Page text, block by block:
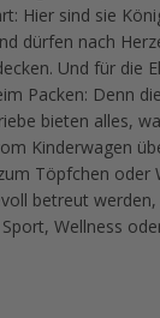
Hier sind sie
dürfen nach
Und für die
Packen: Denn die
bieten alles,
Kinderwagen
Töpfchen oder
betreut
Wellness